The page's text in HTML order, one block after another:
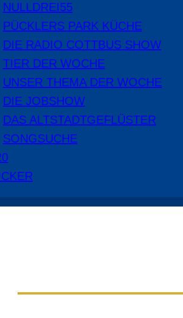
NULLDREI55
PÜCKLERS PARK KÜCHE
DIE RADIO COTTBUS SHOW
TIER DER WOCHE
UNSER THEMA DER WOCHE
DIE JOBSHOW
DAS ALTSTADTGEFLÜSTER
SONGSUCHE